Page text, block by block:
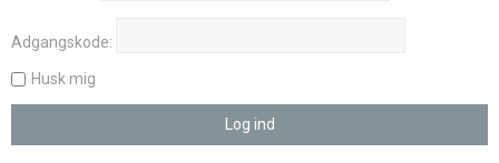
Adgangskode:
Husk mig